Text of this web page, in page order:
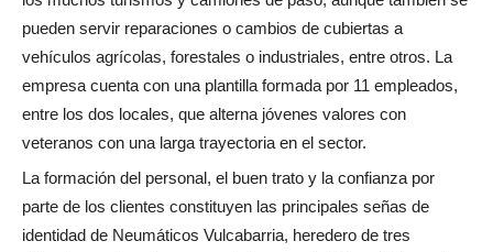
pueden servir reparaciones o cambios de cubiertas a
vehículos agrícolas, forestales o industriales, entre otros. La
empresa cuenta con una plantilla formada por 11 empleados,
entre los dos locales, que alterna jóvenes valores con
veteranos con una larga trayectoria en el sector.
La formación del personal, el buen trato y la confianza por
parte de los clientes constituyen las principales señas de
identidad de Neumáticos Vulcabarria, heredero de tres